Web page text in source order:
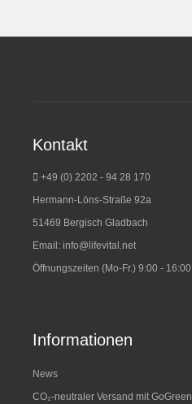
Kontakt
+49 (0) 2202 - 94 28 170
Hermann-Löns-Straße 92a
51469 Bergisch Gladbach
Email: info@lifevital.net
Öffnungszeiten (Mo-Fr.) 9:00 - 16:00
Informationen
News
CO₂-neutraler Versand mit GoGreen